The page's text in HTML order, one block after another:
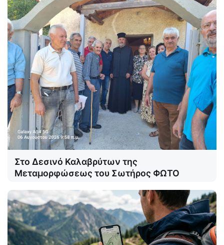
Στο Δεσινό Καλαβρύτων της
Μεταμορφώσεως του Σωτήρος ΦΩΤΟ